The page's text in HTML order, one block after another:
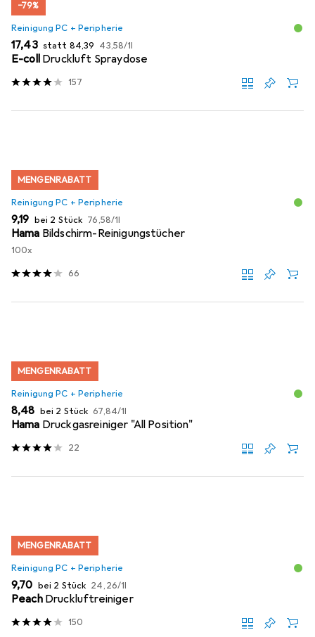
−79%
Reinigung PC + Peripherie
EUR
17,43 statt EUR
84,39 EUR
43,58/1l
E-coll Druckluft Spraydose
157
MENGENRABATT
Reinigung PC + Peripherie
EUR
9,19 bei 2 Stück EUR
76,58/1l
Hama Bildschirm-Reinigungstücher
100x
66
MENGENRABATT
Reinigung PC + Peripherie
EUR
8,48 bei 2 Stück EUR
67,84/1l
Hama Druckgasreiniger "All Position"
22
MENGENRABATT
Reinigung PC + Peripherie
EUR
9,70 bei 2 Stück EUR
24,26/1l
Peach Druckluftreiniger
150